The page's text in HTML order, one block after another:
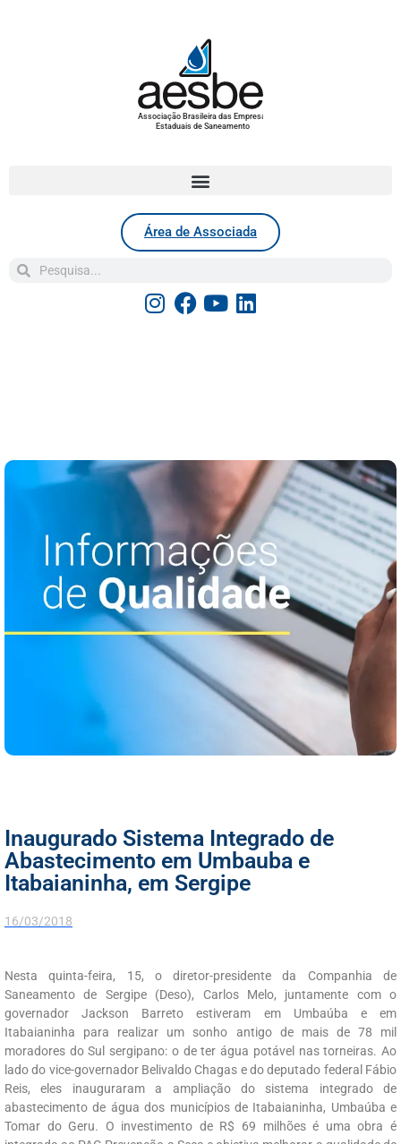
Associação Brasileira das Empresas
Estaduais de Saneamento
Área de Associada
Inaugurado Sistema Integrado de
Abastecimento em Umbauba e
Itabaianinha, em Sergipe
16/03/2018
Nesta quinta-feira, 15, o diretor-presidente da Companhia de
Saneamento de Sergipe (Deso), Carlos Melo, juntamente com o
governador Jackson Barreto estiveram em Umbaúba e em
Itabaianinha para realizar um sonho antigo de mais de 78 mil
moradores do Sul sergipano: o de ter água potável nas torneiras. Ao
lado do vice-governador Belivaldo Chagas e do deputado federal Fábio
Reis, eles inauguraram a ampliação do sistema integrado de
abastecimento de água dos municípios de Itabaianinha, Umbaúba e
Tomar do Geru. O investimento de R$ 69 milhões é uma obra é